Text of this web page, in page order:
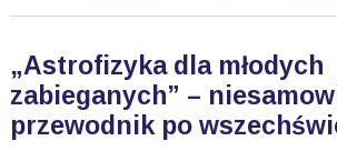
„Astrofizyka dla młodych
zabieganych” –
przewodnik po